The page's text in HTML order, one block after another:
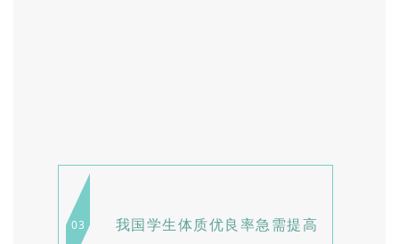
03 我国学生体质优良率急需提高